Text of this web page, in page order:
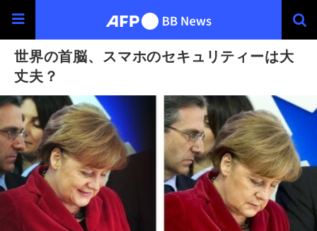
世界の首脳、スマホのセキュリティーは大
丈夫？